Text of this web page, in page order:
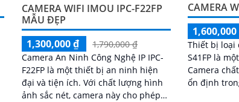
CAMERA WIFI IMOU IPC-F22FP
MẪU ĐẸP
1,300,000 ₫
1,790,000 ₫
Camera An Ninh Công Nghệ IP IPC-
F22FP là một thiết bị an ninh hiện
đại và tiện ích. Với chất lượng hình
ảnh sắc nét, camera này cho phép
CAMERA
Thiết bị loại
S41FP là
Camera
ổn định